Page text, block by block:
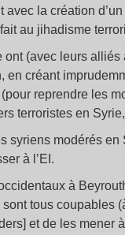
avec la création
au jihadisme
ont (avec leurs
en créant
reprendre les
terroristes en
syriens modérés
à l’EI.
à
tous coupables
et de les mener